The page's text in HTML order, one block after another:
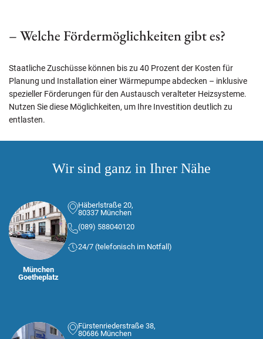
– Welche Fördermöglichkeiten gibt es?
Staatliche Zuschüsse können bis zu 40 Prozent der Kosten für
Planung und Installation einer Wärmepumpe abdecken – inklusive
spezieller Förderungen für den Austausch veralteter Heizsysteme.
Nutzen Sie diese Möglichkeiten, um Ihre Investition deutlich zu
entlasten.
Wir sind ganz in Ihrer Nähe
München
Goetheplatz
Häberlstraße 20,
80337 München
(089) 588040120
24/7 (telefonisch im Notfall)
Fürstenriederstraße 38,
80686 München